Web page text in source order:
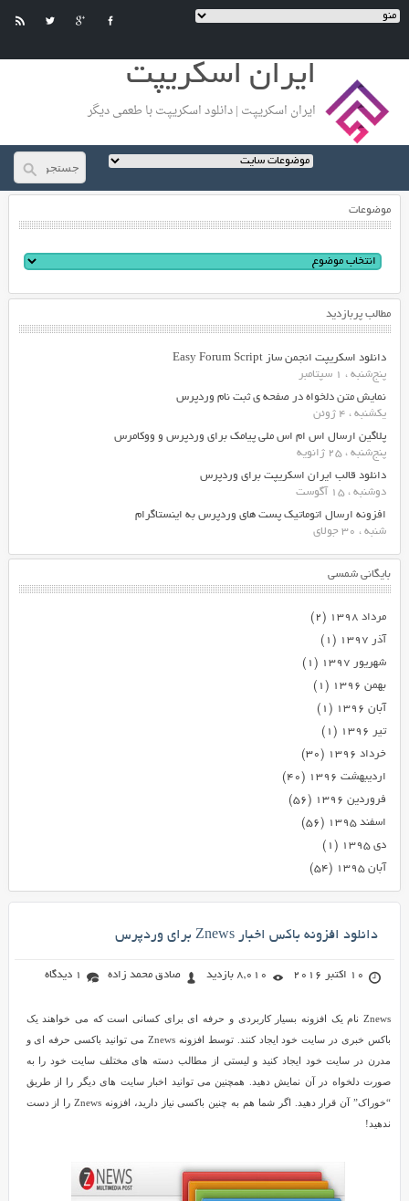
ایران اسکریپت
ایران اسکریپت | دانلود اسکریپت با طعمی دیگر
موضوعات
مطالب پربازدید
دانلود اسکریپت انجمن ساز Easy Forum Script
پنج‌شنبه ، 1 سپتامبر
نمایش متن دلخواه در صفحه ی ثبت نام وردپرس
یکشنبه ، 4 ژوئن
پلاگین ارسال اس ام اس ملی پیامک برای وردپرس و ووکامرس
پنج‌شنبه ، 25 ژانویه
دانلود قالب ایران اسکریپت برای وردپرس
دوشنبه ، 15 آگوست
افزونه ارسال اتوماتیک پست های وردپرس به اینستاگرام
شنبه ، 30 جولای
بایگانی شمسی
مرداد ۱۳۹۸
(۲)
آذر ۱۳۹۷
(۱)
شهریور ۱۳۹۷
(۱)
بهمن ۱۳۹۶
(۱)
آبان ۱۳۹۶
(۱)
تیر ۱۳۹۶
(۱)
خرداد ۱۳۹۶
(۳۰)
اردیبهشت ۱۳۹۶
(۴۰)
فروردین ۱۳۹۶
(۵۶)
اسفند ۱۳۹۵
(۵۶)
دی ۱۳۹۵
(۱)
آبان ۱۳۹۵
(۵۴)
دانلود افزونه باکس اخبار Znews برای وردپرس
10 اکتبر 2016 8,010 بازدید صادق محمد زاده 1 دیدگاه
Znews نام یک افزونه بسیار کاربردی و حرفه ای برای کسانی است که می خواهند یک
باکس خبری در سایت خود ایجاد کنند. توسط افزونه Znews می توانید باکسی حرفه ای و
مدرن در سایت خود ایجاد کنید و لیستی از مطالب دسته های مختلف سایت خود را به
صورت دلخواه در آن نمایش دهید. همچنین می توانید اخبار سایت های دیگر را از طریق
“خوراک” آن قرار دهید. اگر شما هم به چنین باکسی نیاز دارید، افزونه Znews را از دست
ندهید!